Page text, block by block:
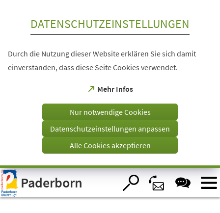
Visuelle
Assistenzsoftware
öffnen.
DATENSCHUTZEINSTELLUNGEN
Durch die Nutzung dieser Website erklären Sie sich damit
einverstanden, dass diese Seite Cookies verwendet.
Mehr Infos
(Öffnet
einem
Tab)
Nur notwendige Cookies
Datenschutzeinstellungen anpassen
Alle Cookies akzeptieren
Paderborn